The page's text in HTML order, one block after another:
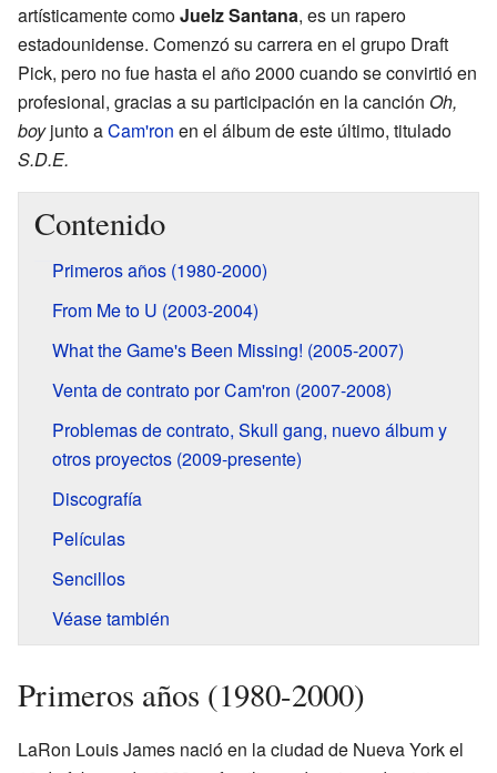
artísticamente comoJuelz Santana, es un rapero
estadounidense. Comenzó su carrera en el grupo Draft
Pick, pero no fue hasta el año 2000 cuando se convirtió en
profesional, gracias a su participación en la canción Oh,
boyjunto aCam'ron en el álbum de este último, titulado
S.D.E.
Contenido
Primeros años (1980-2000)
From Me to U (2003-2004)
What the Game's Been Missing! (2005-2007)
Venta de contrato por Cam'ron (2007-2008)
Problemas de contrato, Skull gang, nuevo álbum y
otros proyectos (2009-presente)
Discografía
Películas
Sencillos
Véase también
Primeros años (1980-2000)
LaRon Louis James nació en la ciudad de Nueva York el